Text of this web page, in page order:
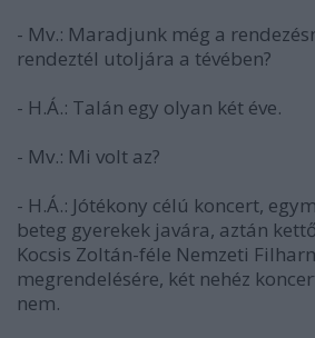
- Mv.: Maradjunk még a
rendeztél utoljára a tévében?
- H.Á.: Talán egy olyan két éve.
- Mv.: Mi volt az?
- H.Á.: Jótékony célú koncert,
beteg gyerekek javára, aztán
Kocsis Zoltán-féle Nemzeti
megrendelésére, két nehéz
nem.